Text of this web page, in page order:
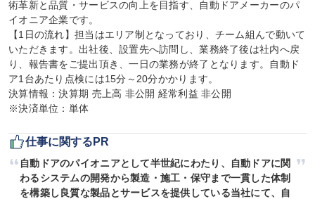
術革新と品質・サービスの向上を目指す、自動ドアメーカーのパ
イオニア企業です。
【1日の流れ】担当はエリア制となっており、チーム組んで動いて
いただきます。出社後、設置先へ訪問し、業務終了後は社内へ戻
り、報告書をご提出頂き、一日の業務が終了となります。自動ド
ア1台あたり点検には15分～20分かかります。
決算情報：決算期 売上高 非公開 経常利益 非公開
※決済単位：単体
仕事に関するPR
自動ドアのパイオニアとして半世紀にわたり、自動ドアに関
わるシステムの開発から製造・施工・保守まで一貫した体制
を構築し良質な製品とサービスを提供している当社にて、自